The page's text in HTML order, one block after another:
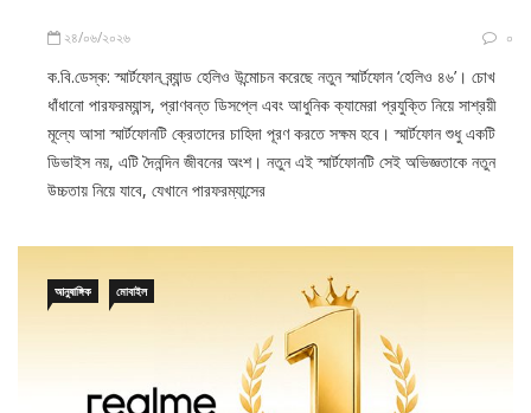
২৪/০৬/২০২৬ ০
ক.বি.ডেস্ক: স্মার্টফোন ব্র্যান্ড হেলিও উন্মোচন করেছে নতুন স্মার্টফোন ‘হেলিও ৪৬’। চোখ
ধাঁধানো পারফরম্যান্স, প্রাণবন্ত ডিসপ্লে এবং আধুনিক ক্যামেরা প্রযুক্তি নিয়ে সাশ্রয়ী
মূল্যে আসা স্মার্টফোনটি ক্রেতাদের চাহিদা পূরণ করতে সক্ষম হবে। স্মার্টফোন শুধু একটি
ডিভাইস নয়, এটি দৈনন্দিন জীবনের অংশ। নতুন এই স্মার্টফোনটি সেই অভিজ্ঞতাকে নতুন
উচ্চতায় নিয়ে যাবে, যেখানে পারফরম্যান্সের
আনুষাঙ্গিক মোবাইল